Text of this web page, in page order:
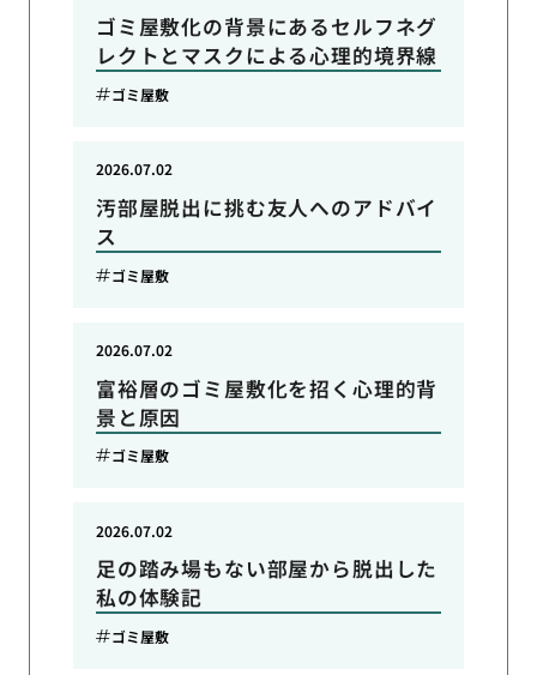
ゴミ屋敷化の背景にあるセルフネグ
レクトとマスクによる心理的境界線
ゴミ屋敷
汚部屋脱出に挑む友人へのアドバイ
ス
2026.07.02
ゴミ屋敷
富裕層のゴミ屋敷化を招く心理的背
景と原因
2026.07.02
ゴミ屋敷
足の踏み場もない部屋から脱出した
私の体験記
2026.07.02
ゴミ屋敷